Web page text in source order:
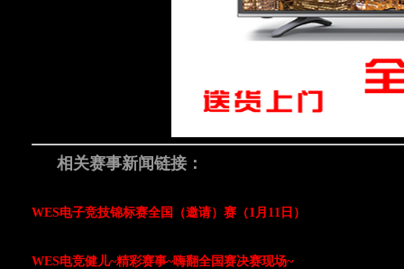
相关赛事新闻链接：
WES电子竞技锦标赛全国（邀请）赛（1月11日）
WES电竞健儿~精彩赛事~嗨翻全国赛决赛现场~